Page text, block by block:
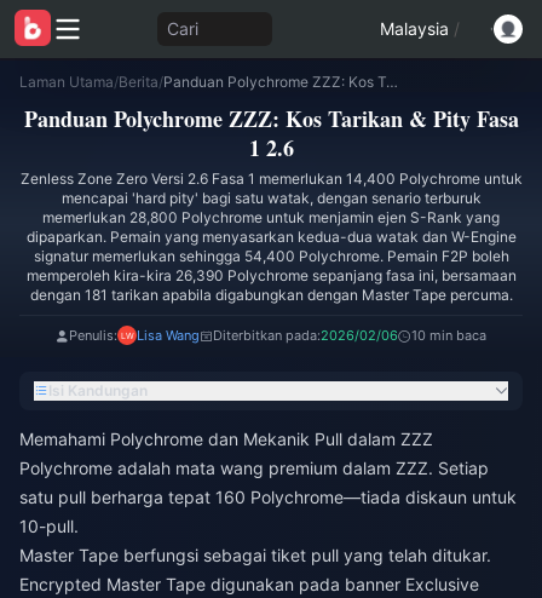
Cari Malaysia /
Laman Utama/Berita/ Panduan Polychrome ZZZ: Kos Tarikan & Pity Fasa 1 2.6
Panduan Polychrome ZZZ: Kos Tarikan & Pity Fasa
1 2.6
Zenless Zone Zero Versi 2.6 Fasa 1 memerlukan 14,400 Polychrome untuk
mencapai 'hard pity' bagi satu watak, dengan senario terburuk
memerlukan 28,800 Polychrome untuk menjamin ejen S-Rank yang
dipaparkan. Pemain yang menyasarkan kedua-dua watak dan W-Engine
signatur memerlukan sehingga 54,400 Polychrome. Pemain F2P boleh
memperoleh kira-kira 26,390 Polychrome sepanjang fasa ini, bersamaan
dengan 181 tarikan apabila digabungkan dengan Master Tape percuma.
Penulis: Lisa Wang Diterbitkan pada:2026/02/06 10 min baca
Isi Kandungan
Memahami Polychrome dan Mekanik Pull dalam ZZZ
Polychrome adalah mata wang premium dalam ZZZ. Setiap
satu pull berharga tepat 160 Polychrome—tiada diskaun untuk
10-pull.
Master Tape berfungsi sebagai tiket pull yang telah ditukar.
Encrypted Master Tape digunakan pada banner Exclusive